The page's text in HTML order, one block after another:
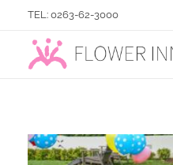
TEL: 0263-62-3000